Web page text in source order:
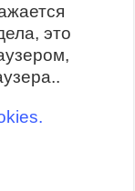
это